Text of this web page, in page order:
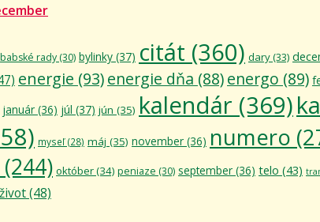
babské rady (30) bylinky (37) citát (360) dary(33)
energie (93)energie dňa (88)energo (89)
január (36) júl (37) jún (35) kalendár (369)
myseľ(28) máj (35) november (36) numero
(244) október(34) peniaze (30) september (36) telo (43)
život(48)